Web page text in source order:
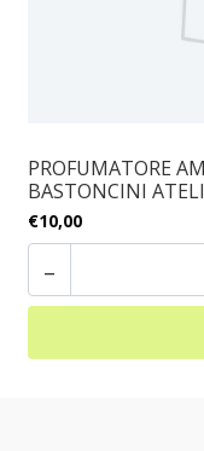
PROFUMATORE
BASTONCINI
€10,00
-